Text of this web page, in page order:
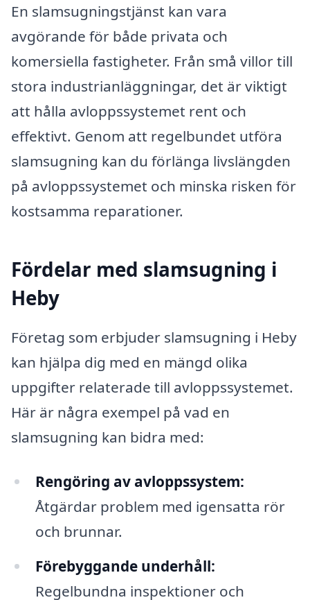
En slamsugningstjänst kan vara
avgörande för både privata och
komersiella fastigheter. Från små villor till
stora industrianläggningar, det är viktigt
att hålla avloppssystemet rent och
effektivt. Genom att regelbundet utföra
slamsugning kan du förlänga livslängden
på avloppssystemet och minska risken för
kostsamma reparationer.
Fördelar med slamsugning i
Heby
Företag som erbjuder slamsugning i Heby
kan hjälpa dig med en mängd olika
uppgifter relaterade till avloppssystemet.
Här är några exempel på vad en
slamsugning kan bidra med:
Rengöring av avloppssystem:
Åtgärdar problem med igensatta rör
och brunnar.
Förebyggande underhåll:
Regelbundna inspektioner och